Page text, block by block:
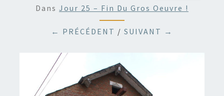
Dans Jour 25 – Fin Du Gros Oeuvre !
← PRÉCÉDENT / SUIVANT →